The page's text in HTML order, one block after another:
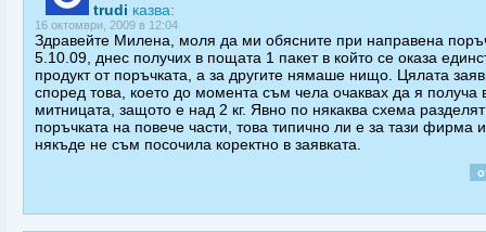
trudi казва:
16 октомври, 2009 в 12:04
Здравейте Милена, моля да ми обясните при направена
5.10.09, днес получих в пощата 1 пакет в който се оказа
продукт от поръчката, а за другите нямаше нищо. Цялата
според това, което до момента съм чела очаквах да я получа
митницата, защото е над 2 кг. Явно по някаква схема разделят
поръчката на повече части, това типично ли е за тази фирма
някъде не съм посочила коректно в заявката.